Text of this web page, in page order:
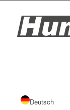
Deutsch